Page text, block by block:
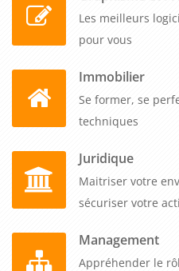
Les meilleurs
pour vous
Immobilier
Se former, se
techniques
Juridique
Maitriser votre
sécuriser votre
Management
Appréhender le